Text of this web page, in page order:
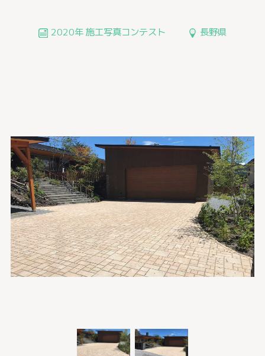
2020年 施工写真コンテスト 長野県